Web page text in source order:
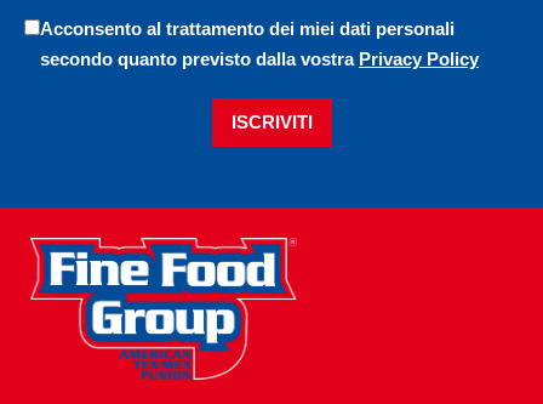
Acconsento al trattamento dei miei dati personali
secondo quanto previsto dalla vostra Privacy Policy
ISCRIVITI